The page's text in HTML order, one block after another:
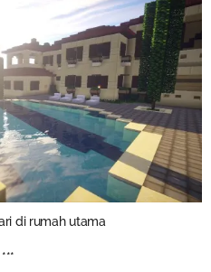
di rumah utama
***